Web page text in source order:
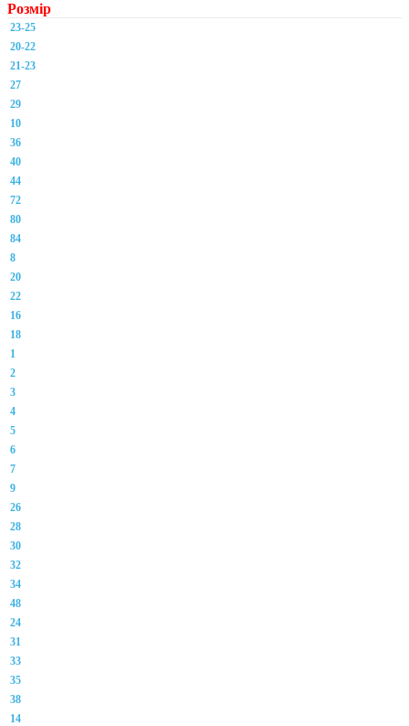
Розмір
23-25
20-22
21-23
27
29
10
36
40
44
72
80
84
8
20
22
16
18
1
2
3
4
5
6
7
9
26
28
30
32
34
48
24
31
33
35
38
14